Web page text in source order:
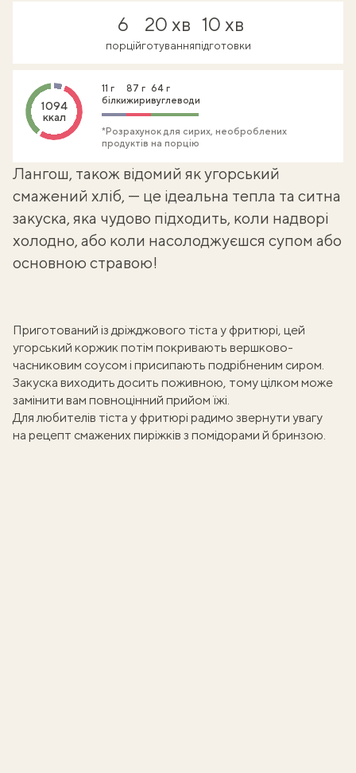
6
порцій
20 хв
готування
10 хв
підготовки
1094
ккал
11 г
білки
87 г
жири
64 г
вуглеводи
*Розрахунок для сирих, необроблених
продуктів на порцію
Лангош, також відомий як угорський
смажений хліб, — це ідеальна тепла та ситна
закуска, яка чудово підходить, коли надворі
холодно, або коли насолоджуєшся супом або
основною стравою!
Приготований із дріжджового тіста у фритюрі, цей
угорський коржик потім покривають вершково-
часниковим соусом і присипають подрібненим сиром.
Закуска виходить досить поживною, тому цілком може
замінити вам повноцінний прийом їжі.
Для любителів тіста у фритюрі радимо звернути увагу
на рецепт смажених пиріжків з помідорами й бринзою.